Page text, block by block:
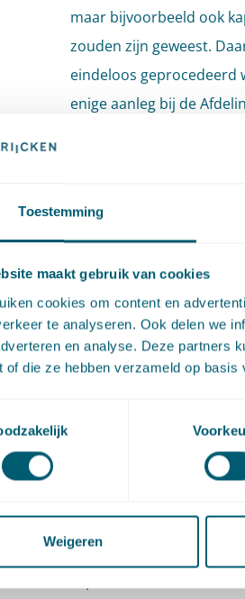
Toestemming
maakt gebruik van cookies
cookies om content en
te analyseren. Ook delen we
en analyse. Deze partners
of die ze hebben verzameld op
Weigeren
maar bijvoorbeeld ook
zouden zijn geweest.
eindeloos geprocedeerd
enige aanleg bij de
projectuitvoeringsbesluit
college van
beperkte
wethouders betrekkelijk
nemen.
huidige procedure,
3. Ten derde verruimt